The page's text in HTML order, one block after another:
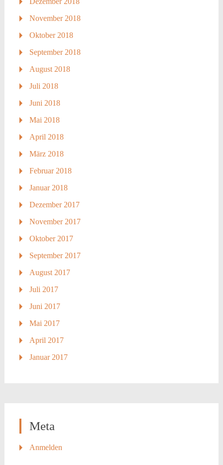
November 2018
Oktober 2018
September 2018
August 2018
Juli 2018
Juni 2018
Mai 2018
April 2018
März 2018
Februar 2018
Januar 2018
Dezember 2017
November 2017
Oktober 2017
September 2017
August 2017
Juli 2017
Juni 2017
Mai 2017
April 2017
Januar 2017
Meta
Anmelden